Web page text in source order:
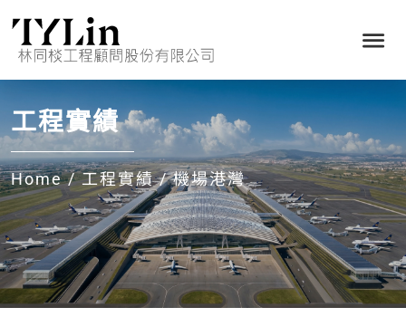
工程實績
Home/工程實績/機場港灣